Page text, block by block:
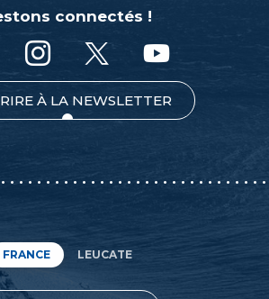
connectés !
À LA NEWSLETTER
FRANCE LEUCATE